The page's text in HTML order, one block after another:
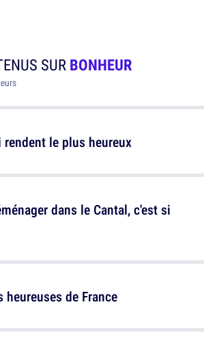
SURBONHEUR
le plus heureux
de France
dans le Cantal, c'est si